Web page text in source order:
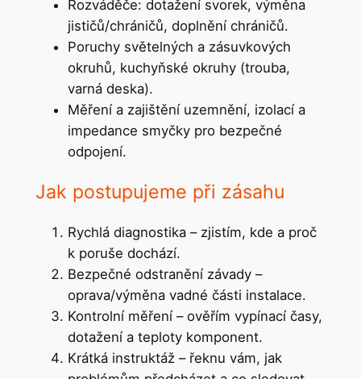
Rozváděče: dotažení svorek, výměna
jističů/chráničů, doplnění chráničů.
Poruchy světelných a zásuvkových
okruhů, kuchyňské okruhy (trouba,
varná deska).
Měření a zajištění uzemnění, izolací a
impedance smyčky pro bezpečné
odpojení.
Jak postupujeme při zásahu
Rychlá diagnostika – zjistím, kde a proč
k poruše dochází.
Bezpečné odstranění závady –
oprava/výměna vadné části instalace.
Kontrolní měření – ověřím vypínací časy,
dotažení a teploty komponent.
Krátká instruktáž – řeknu vám, jak